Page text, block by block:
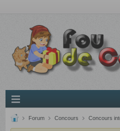
Forum Concours Concours